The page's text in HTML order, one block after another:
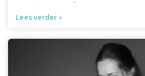
vertelt: “Het is zo’n fijn huis, we wonen hier ...
Lees verder »